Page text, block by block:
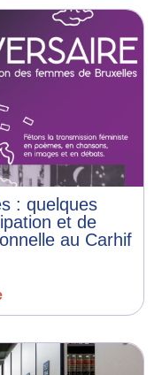
: quelques
et de
au Carhif